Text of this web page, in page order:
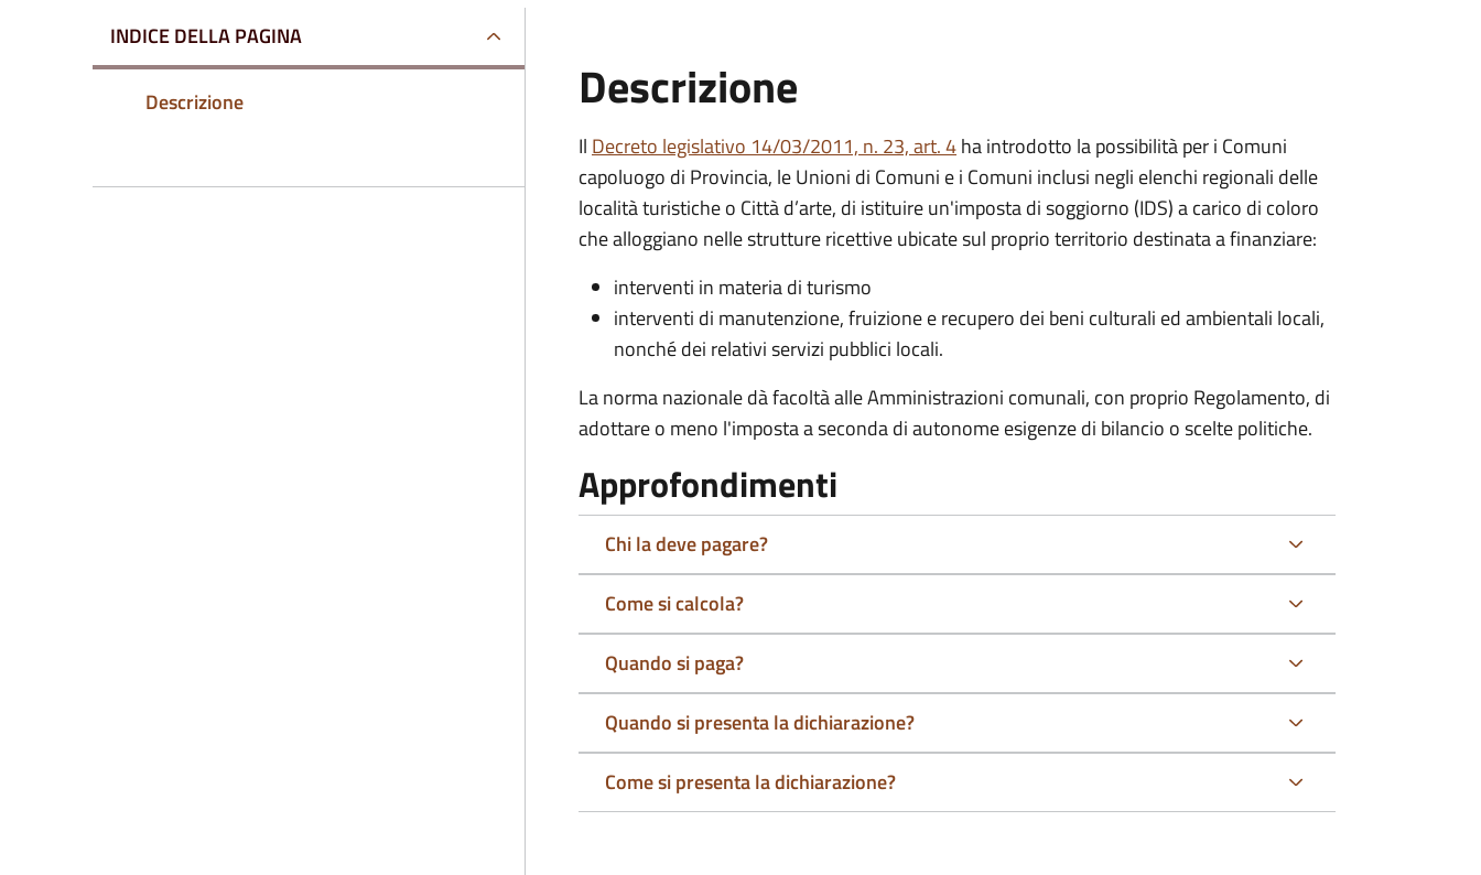
INDICE DELLA PAGINA
Descrizione Descrizione
Il Decreto legislativo 14/03/2011, n. 23, art. 4ha introdotto la possibilità per i Comuni
capoluogo di Provincia, le Unioni di Comuni e i Comuni inclusi negli elenchi regionali delle
località turistiche o Città d’arte, di istituire un'imposta di soggiorno (IDS) a carico di coloro
che alloggiano nelle strutture ricettive ubicate sul proprio territorio destinata a finanziare:
interventi in materia di turismo
interventi di manutenzione, fruizione e recupero dei beni culturali ed ambientali locali,
nonché dei relativi servizi pubblici locali.
La norma nazionale dà facoltà alle Amministrazioni comunali, con proprio Regolamento, di
adottare o meno l'imposta a seconda di autonome esigenze di bilancio o scelte politiche.
Approfondimenti
Chi la deve pagare?
Come si calcola?
Quando si paga?
Quando si presenta la dichiarazione?
Come si presenta la dichiarazione?